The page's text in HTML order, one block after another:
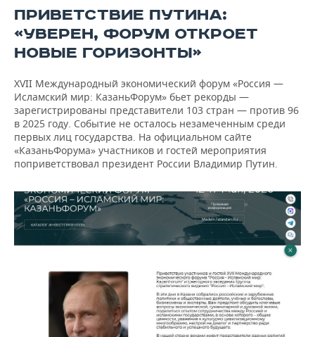
ПРИВЕТСТВИЕ ПУТИНА:
«УВЕРЕН, ФОРУМ ОТКРОЕТ
НОВЫЕ ГОРИЗОНТЫ»
XVII Международный экономический форум «Россия —
Исламский мир: КазаньФорум» бьет рекорды —
зарегистрированы представители 103 стран — против 96
в 2025 году. Событие не осталось незамеченным среди
первых лиц государства. На официальном сайте
«КазаньФорума» участников и гостей мероприятия
поприветствовал президент России Владимир Путин.